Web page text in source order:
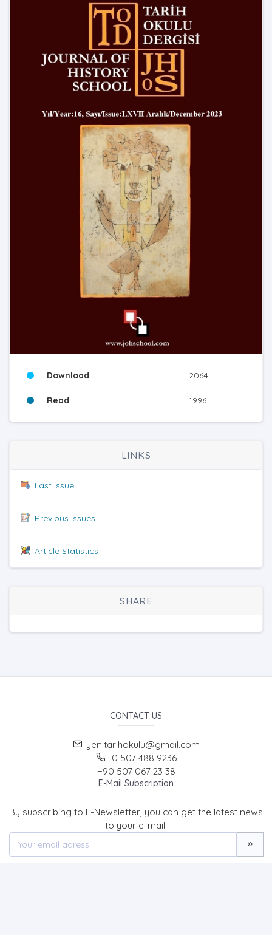
Download 2064
Read 1996
LINKS
Last issue
Previous issues
Article Statistics
SHARE
CONTACT US
yenitarihokulu@gmail.com
0 507 488 9236
+90 507 067 23 38
E-Mail Subscription
By subscribing to E-Newsletter, you can get the latest news
to your e-mail.